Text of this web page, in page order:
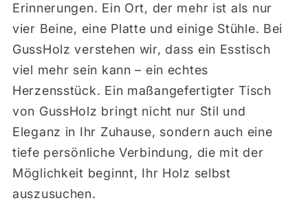
Erinnerungen. Ein Ort, der mehr ist als nur
vier Beine, eine Platte und einige Stühle. Bei
GussHolz verstehen wir, dass ein Esstisch
viel mehr sein kann – ein echtes
Herzensstück. Ein maßangefertigter Tisch
von GussHolz bringt nicht nur Stil und
Eleganz in Ihr Zuhause, sondern auch eine
tiefe persönliche Verbindung, die mit der
Möglichkeit beginnt, Ihr Holz selbst
auszusuchen.